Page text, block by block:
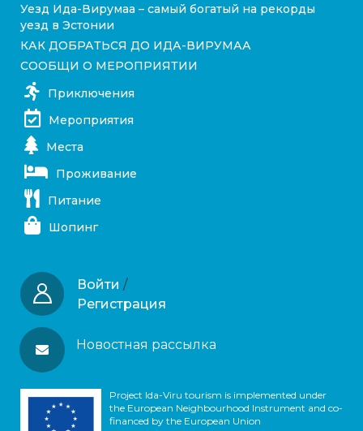
Уезд Ида-Вирумаа – самый богатый на рекорды
уезд в Эстонии
КАК ДОБРАТЬСЯ ДО ИДА-ВИРУМАА
СООБЩИ О МЕРОПРИЯТИИ
Приключения
Мероприятия
Места
Проживание
Питание
Шопинг
Войти /
Регистрация
Новостная рассылка
Project Ida-Viru tourism is implemented under
the European Neighbourhood Instrument and co-
financed by the European Union